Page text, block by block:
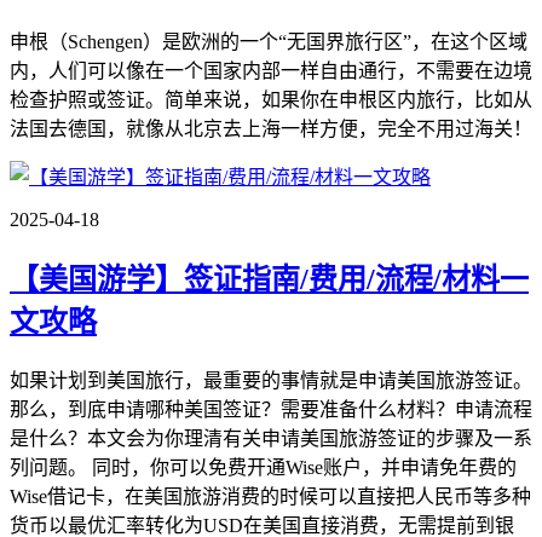
申根（Schengen）是欧洲的一个“无国界旅行区”，在这个区域
内，人们可以像在一个国家内部一样自由通行，不需要在边境
检查护照或签证。简单来说，如果你在申根区内旅行，比如从
法国去德国，就像从北京去上海一样方便，完全不用过海关！
2025-04-18
【美国游学】签证指南/费用/流程/材料一
文攻略
如果计划到美国旅行，最重要的事情就是申请美国旅游签证。
那么，到底申请哪种美国签证？需要准备什么材料？申请流程
是什么？本文会为你理清有关申请美国旅游签证的步骤及一系
列问题。 同时，你可以免费开通Wise账户，并申请免年费的
Wise借记卡，在美国旅游消费的时候可以直接把人民币等多种
货币以最优汇率转化为USD在美国直接消费，无需提前到银